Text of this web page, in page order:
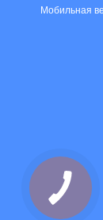
Мобильная